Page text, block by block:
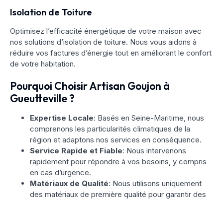
Isolation de Toiture
Optimisez l’efficacité énergétique de votre maison avec
nos solutions d’isolation de toiture. Nous vous aidons à
réduire vos factures d’énergie tout en améliorant le confort
de votre habitation.
Pourquoi Choisir Artisan Goujon à
Gueutteville ?
Expertise Locale: Basés en Seine-Maritime, nous
comprenons les particularités climatiques de la
région et adaptons nos services en conséquence.
Service Rapide et Fiable: Nous intervenons
rapidement pour répondre à vos besoins, y compris
en cas d’urgence.
Matériaux de Qualité: Nous utilisons uniquement
des matériaux de première qualité pour garantir des